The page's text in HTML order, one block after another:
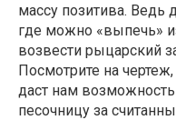
массу позитива. Ведь
где можно «выпечь»
возвести рыцарский
Посмотрите на
даст нам
песочницу за